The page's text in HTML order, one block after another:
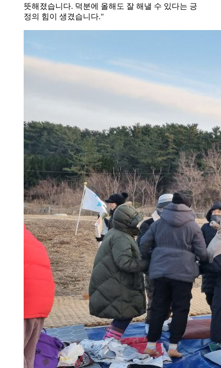
뜻해졌습니다. 덕분에 올해도 잘 해낼 수 있다는 긍
정의 힘이 생겼습니다."